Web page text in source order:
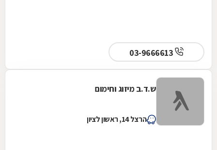
ש.ד.ב מיזוג וחימום
הרצל 14, ראשון לציון